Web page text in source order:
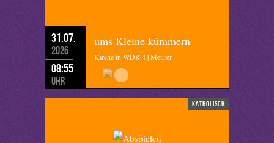
31.07.
2026
08:55
Uhr
ums Kleine kümmern
Kirche in WDR 4 | Meurer
katholisch